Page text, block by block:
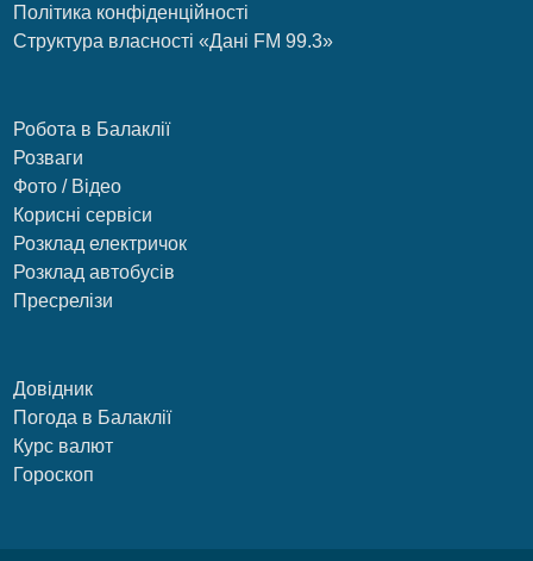
Політика конфіденційності
Структура власності «Дані FM 99.3»
Робота в Балаклії
Розваги
Фото / Відео
Корисні сервіси
Розклад електричок
Розклад автобусів
Пресрелізи
Довідник
Погода в Балаклії
Курс валют
Гороскоп